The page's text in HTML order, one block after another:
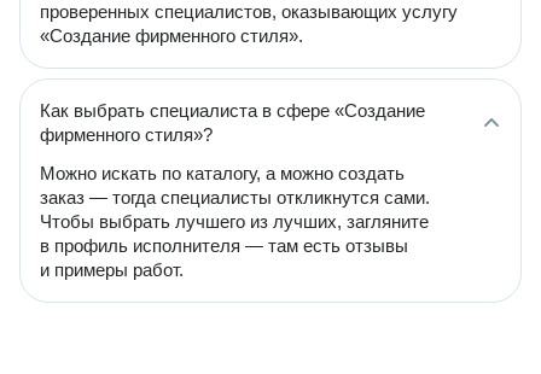
проверенных специалистов, оказывающих услугу
«Создание фирменного стиля».
Как выбрать специалиста в сфере «Создание
фирменного стиля»?
Можно искать по каталогу, а можно создать
заказ — тогда специалисты откликнутся сами.
Чтобы выбрать лучшего из лучших, загляните
в профиль исполнителя — там есть отзывы
и примеры работ.